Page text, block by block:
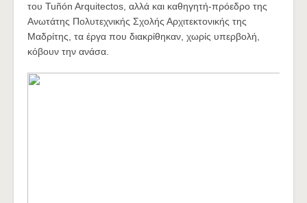
του Tuñón Arquitectos, αλλά και καθηγητή-πρόεδρο της
Ανωτάτης Πολυτεχνικής Σχολής Αρχιτεκτονικής της
Μαδρίτης, τα έργα που διακρίθηκαν, χωρίς υπερβολή,
κόβουν την ανάσα.